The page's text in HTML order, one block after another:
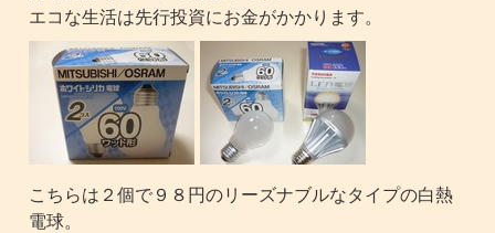
エコな生活は先行投資にお金がかかります。
こちらは２個で９８円のリーズナブルなタイプの白熱
電球。